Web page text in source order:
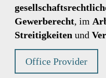
Gewerberecht, im
Streitigkeiten und
Office Provider